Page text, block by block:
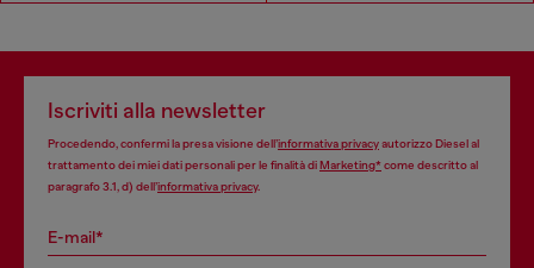
Iscriviti alla newsletter
Procedendo, confermi la presa visione dell’informativa privacyautorizzo Diesel al
trattamento dei miei dati personali per le finalità diMarketing*come descritto al
paragrafo 3.1, d) dell’informativa privacy.
E-mail*